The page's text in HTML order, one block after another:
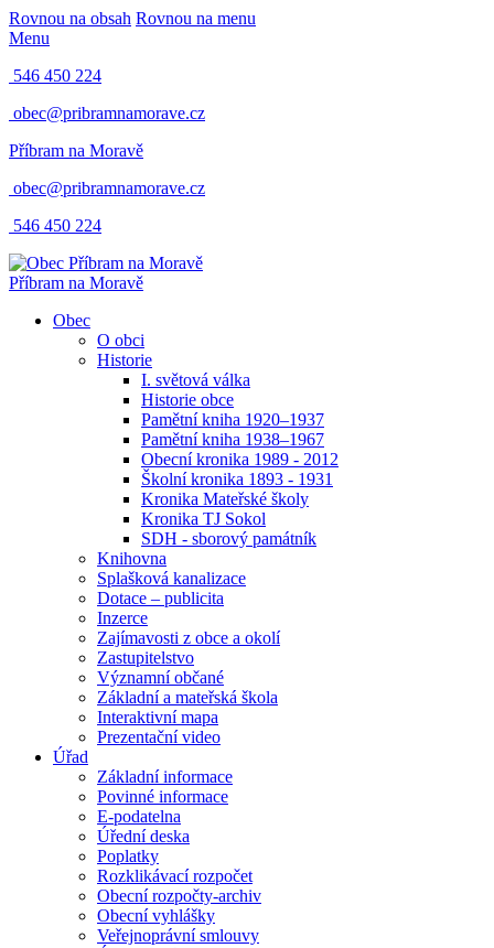
Rovnou na obsah Rovnou na menu
Menu
546 450 224
obec@pribramnamorave.cz
Příbram na Moravě
obec@pribramnamorave.cz
546 450 224
Příbram na Moravě
Obec
O obci
Historie
I. světová válka
Historie obce
Pamětní kniha 1920–1937
Pamětní kniha 1938–1967
Obecní kronika 1989 - 2012
Školní kronika 1893 - 1931
Kronika Mateřské školy
Kronika TJ Sokol
SDH - sborový památník
Knihovna
Splašková kanalizace
Dotace – publicita
Inzerce
Zajímavosti z obce a okolí
Zastupitelstvo
Významní občané
Základní a mateřská škola
Interaktivní mapa
Prezentační video
Úřad
Základní informace
Povinné informace
E-podatelna
Úřední deska
Poplatky
Rozklikávací rozpočet
Obecní rozpočty-archiv
Obecní vyhlášky
Veřejnoprávní smlouvy